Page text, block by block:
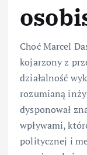
Choć Marcel
kojarzony z
działalność
rozumianą
dysponował
wpływami,
politycznej i